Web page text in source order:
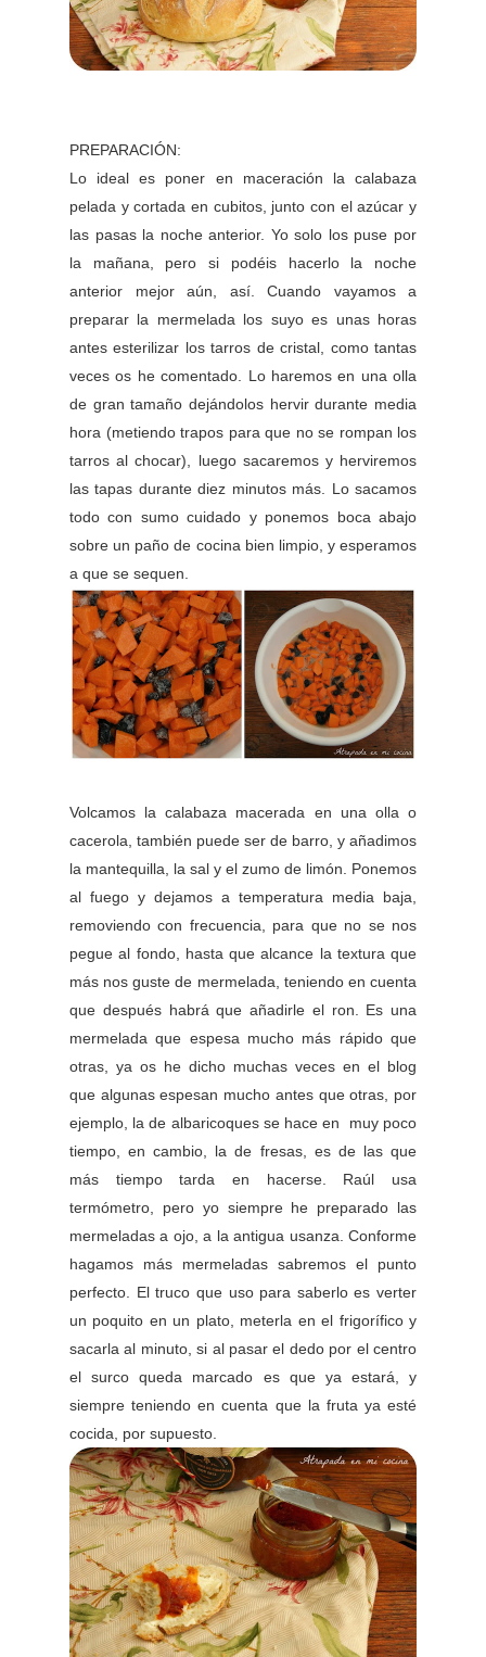
PREPARACIÓN:
Lo ideal es poner en maceración la calabaza
pelada y cortada en cubitos, junto con el azúcar y
las pasas la noche anterior. Yo solo los puse por
la mañana, pero si podéis hacerlo la noche
anterior mejor aún, así. Cuando vayamos a
preparar la mermelada los suyo es unas horas
antes esterilizar los tarros de cristal, como tantas
veces os he comentado. Lo haremos en una olla
de gran tamaño dejándolos hervir durante media
hora (metiendo trapos para que no se rompan los
tarros al chocar), luego sacaremos y herviremos
las tapas durante diez minutos más. Lo sacamos
todo con sumo cuidado y ponemos boca abajo
sobre un paño de cocina bien limpio, y esperamos
a que se sequen.
Volcamos la calabaza macerada en una olla o
cacerola, también puede ser de barro, y añadimos
la mantequilla, la sal y el zumo de limón. Ponemos
al fuego y dejamos a temperatura media baja,
removiendo con frecuencia, para que no se nos
pegue al fondo, hasta que alcance la textura que
más nos guste de mermelada, teniendo en cuenta
que después habrá que añadirle el ron. Es una
mermelada que espesa mucho más rápido que
otras, ya os he dicho muchas veces en el blog
que algunas espesan mucho antes que otras, por
ejemplo, la de albaricoques se hace en muy poco
tiempo, en cambio, la de fresas, es de las que
más tiempo tarda en hacerse. Raúl usa
termómetro, pero yo siempre he preparado las
mermeladas a ojo, a la antigua usanza. Conforme
hagamos más mermeladas sabremos el punto
perfecto. El truco que uso para saberlo es verter
un poquito en un plato, meterla en el frigorífico y
sacarla al minuto, si al pasar el dedo por el centro
el surco queda marcado es que ya estará, y
siempre teniendo en cuenta que la fruta ya esté
cocida, por supuesto.